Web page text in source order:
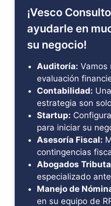
¡Vesco
ayudarle en
su negocio!
Auditoría: Vamos
evaluación
Contabilidad:
estrategia son
Startup:
para iniciar su
Asesoría Fiscal:
contingencias
Abogados
especializado
Manejo de
en su equipo de